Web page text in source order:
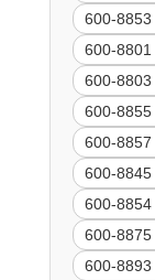
600-8853
600-8801
600-8803
600-8855
600-8857
600-8845
600-8854
600-8875
600-8893